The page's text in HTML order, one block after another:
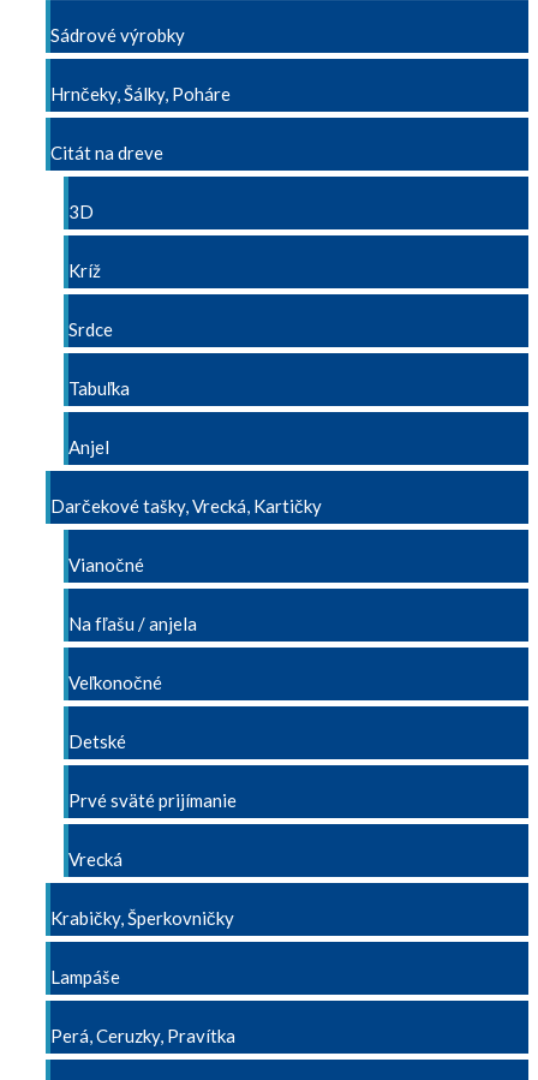
Sádrové výrobky
Hrnčeky, Šálky, Poháre
Citát na dreve
3D
Kríž
Srdce
Tabuľka
Anjel
Darčekové tašky, Vrecká, Kartičky
Vianočné
Na fľašu / anjela
Veľkonočné
Detské
Prvé sväté prijímanie
Vrecká
Krabičky, Šperkovničky
Lampáše
Perá, Ceruzky, Pravítka